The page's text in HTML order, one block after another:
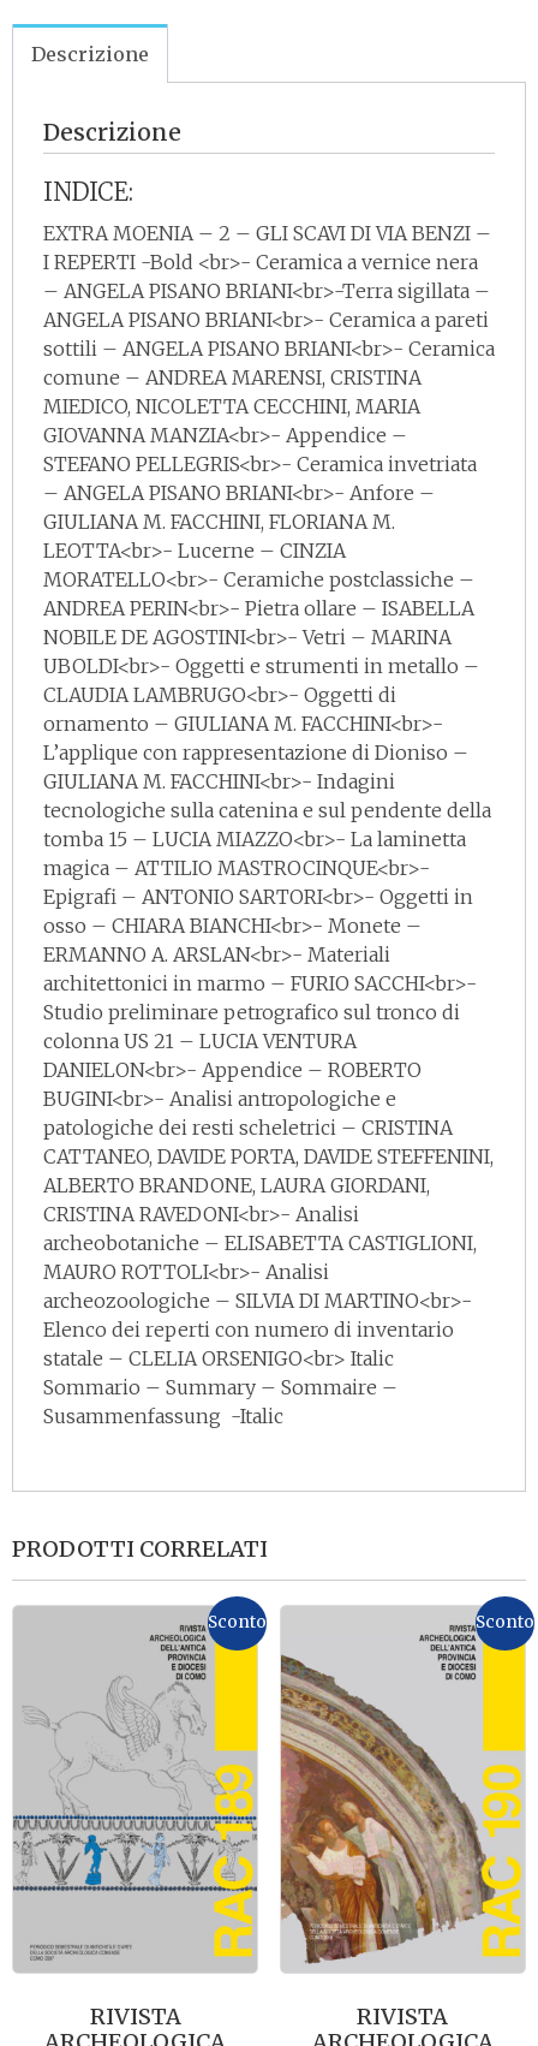
Descrizione
Descrizione
INDICE:
EXTRA MOENIA – 2 – GLI SCAVI DI VIA BENZI –
I REPERTI -Bold <br>- Ceramica a vernice nera
– ANGELA PISANO BRIANI<br>-Terra sigillata –
ANGELA PISANO BRIANI<br>- Ceramica a pareti
sottili – ANGELA PISANO BRIANI<br>- Ceramica
comune – ANDREA MARENSI, CRISTINA
MIEDICO, NICOLETTA CECCHINI, MARIA
GIOVANNA MANZIA<br>- Appendice –
STEFANO PELLEGRIS<br>- Ceramica invetriata
– ANGELA PISANO BRIANI<br>- Anfore –
GIULIANA M. FACCHINI, FLORIANA M.
LEOTTA<br>- Lucerne – CINZIA
MORATELLO<br>- Ceramiche postclassiche –
ANDREA PERIN<br>- Pietra ollare – ISABELLA
NOBILE DE AGOSTINI<br>- Vetri – MARINA
UBOLDI<br>- Oggetti e strumenti in metallo –
CLAUDIA LAMBRUGO<br>- Oggetti di
ornamento – GIULIANA M. FACCHINI<br>-
L’applique con rappresentazione di Dioniso –
GIULIANA M. FACCHINI<br>- Indagini
tecnologiche sulla catenina e sul pendente della
tomba 15 – LUCIA MIAZZO<br>- La laminetta
magica – ATTILIO MASTROCINQUE<br>-
Epigrafi – ANTONIO SARTORI<br>- Oggetti in
osso – CHIARA BIANCHI<br>- Monete –
ERMANNO A. ARSLAN<br>- Materiali
architettonici in marmo – FURIO SACCHI<br>-
Studio preliminare petrografico sul tronco di
colonna US 21 – LUCIA VENTURA
DANIELON<br>- Appendice – ROBERTO
BUGINI<br>- Analisi antropologiche e
patologiche dei resti scheletrici – CRISTINA
CATTANEO, DAVIDE PORTA, DAVIDE STEFFENINI,
ALBERTO BRANDONE, LAURA GIORDANI,
CRISTINA RAVEDONI<br>- Analisi
archeobotaniche – ELISABETTA CASTIGLIONI,
MAURO ROTTOLI<br>- Analisi
archeozoologiche – SILVIA DI MARTINO<br>-
Elenco dei reperti con numero di inventario
statale – CLELIA ORSENIGO<br> Italic
Sommario – Summary – Sommaire –
Susammenfassung -Italic
PRODOTTI CORRELATI
Sconto
RIVISTA
Sconto
RIVISTA